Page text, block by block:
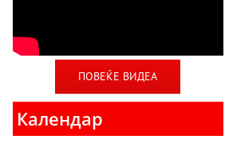
ПОВЕЌЕ ВИДЕА
Календар